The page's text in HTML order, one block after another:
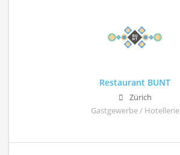
Restaurant BUNT
Zürich
Gastgewerbe / Hotellerie